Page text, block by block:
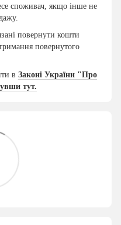
споживач, якщо інше не
повернути кошти
повернутого
в Законі України "Про
тут.